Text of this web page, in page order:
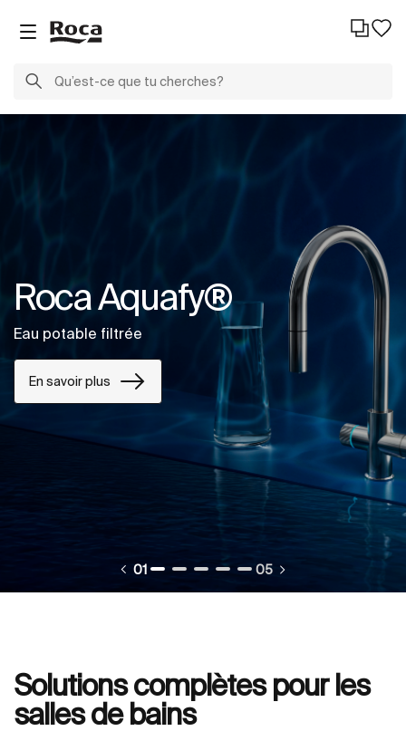
Roca Aquafy®
Eau potable filtrée
En savoir plus
01 05
Solutions complètes pour les
salles de bains